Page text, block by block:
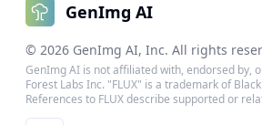
GenImg AI
© 2026 GenImg AI, Inc. All rights
GenImg AI is not affiliated with, endorsed by,
Forest Labs Inc. "FLUX" is a trademark of
References to FLUX describe supported or